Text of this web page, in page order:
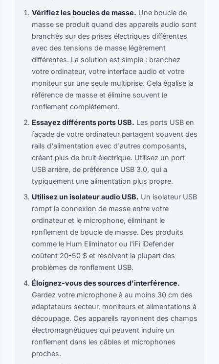
Vérifiez les boucles de masse. Une boucle de
masse se produit quand des appareils audio sont
branchés sur des prises électriques différentes
avec des tensions de masse légèrement
différentes. La solution est simple : branchez
votre ordinateur, votre interface audio et votre
moniteur sur une seule multiprise. Cela égalise la
référence de masse et élimine souvent le
ronflement complètement.
Essayez différents ports USB. Les ports USB en
façade de votre ordinateur partagent souvent des
rails d'alimentation avec d'autres composants,
créant plus de bruit électrique. Utilisez un port
USB arrière, de préférence USB 3.0, qui a
typiquement une alimentation plus propre.
Utilisez un isolateur audio USB. Un isolateur USB
rompt la connexion de masse entre votre
ordinateur et le microphone, éliminant le
ronflement de boucle de masse. Des produits
comme le Hum Eliminator ou l'iFi iDefender
coûtent 20-50 $ et résolvent la plupart des
problèmes de ronflement USB.
Éloignez-vous des sources d'interférence.
Gardez votre microphone à au moins 30 cm des
adaptateurs secteur, moniteurs et alimentations à
découpage. Ces appareils rayonnent des champs
électromagnétiques qui peuvent induire un
ronflement dans les câbles et microphones
proches.